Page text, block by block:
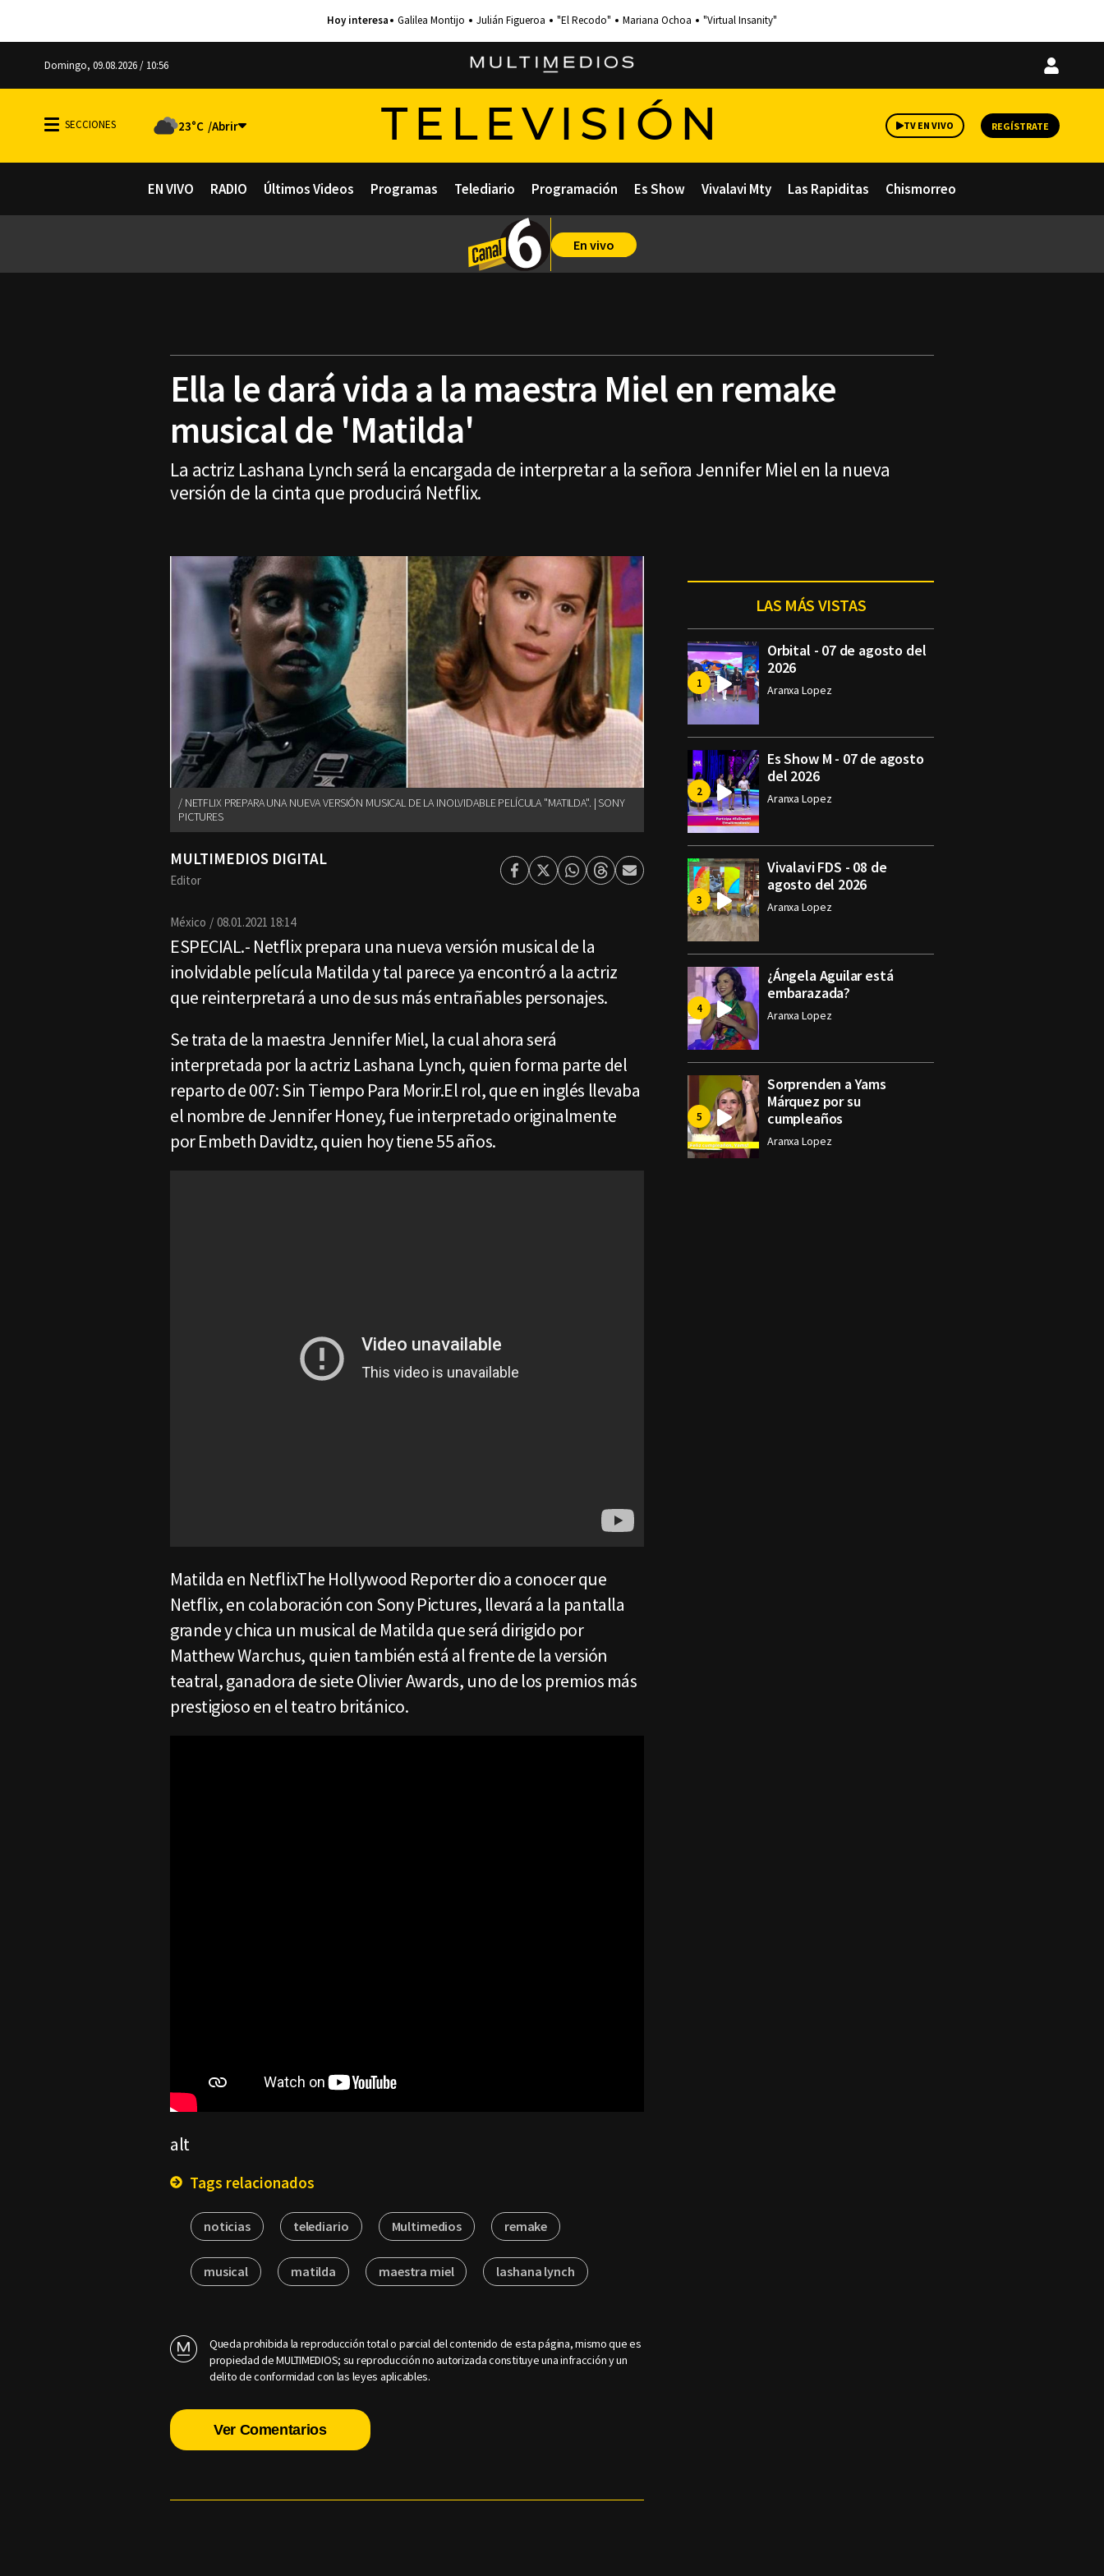
Galilea Montijo Julián Figueroa "El Recodo" Mariana Ochoa "Virtual Insanity"
Domingo, 09.08.2026 / 10:56
Iniciar
23°C TELEVISIÓN TV EN VIVO REGÍSTRATE
EN VIVO RADIO Últimos Videos Programas Telediario Programación Es Show Vivalavi Mty Las Rapiditas Chismorreo
En vivo
Ella le dará vida a la maestra Miel en remake
musical de 'Matilda'
La actriz Lashana Lynch será la encargada de interpretar a la señora Jennifer Miel en la nueva
versión de la cinta que producirá Netflix.
NETFLIX PREPARA UNA NUEVA VERSIÓN MUSICAL DE LA INOLVIDABLE PELÍCULA "MATILDA". | SONY
PICTURES
MULTIMEDIOS DIGITAL
Editor Facebook
TwitterWhatsapp
ThreadsEnviar
México 08.01.2021 18:14
ESPECIAL.- Netflix prepara una nueva versión musical de la
inolvidable película Matilda y tal parece ya encontró a la actriz
que reinterpretará a uno de sus más entrañables personajes.
Se trata de la maestra Jennifer Miel, la cual ahora será
interpretada por la actriz Lashana Lynch, quien forma parte del
reparto de 007: Sin Tiempo Para Morir.El rol, que en inglés llevaba
el nombre de Jennifer Honey, fue interpretado originalmente
por Embeth Davidtz, quien hoy tiene 55 años.
Matilda en NetflixThe Hollywood Reporter dio a conocer que
Netflix, en colaboración con Sony Pictures, llevará a la pantalla
grande y chica un musical de Matilda que será dirigido por
Matthew Warchus, quien también está al frente de la versión
teatral, ganadora de siete Olivier Awards, uno de los premios más
prestigioso en el teatro británico.
alt
Tags relacionados
noticias telediario Multimedios remake
musical matilda maestra miel lashana lynch
Queda prohibida la reproducción total o parcial del contenido de esta página, mismo que es
propiedad de MULTIMEDIOS; su reproducción no autorizada constituye una infracción y un
delito de conformidad con las leyes aplicables.
Ver Comentarios
LAS MÁS VISTAS
Orbital - 07 de agosto del
2026
Aranxa Lopez
Es Show M - 07 de agosto
del 2026
Aranxa Lopez
Vivalavi FDS - 08 de
agosto del 2026
Aranxa Lopez
¿Ángela Aguilar está
embarazada?
Aranxa Lopez
Sorprenden a Yams
Márquez por su
cumpleaños
Aranxa Lopez